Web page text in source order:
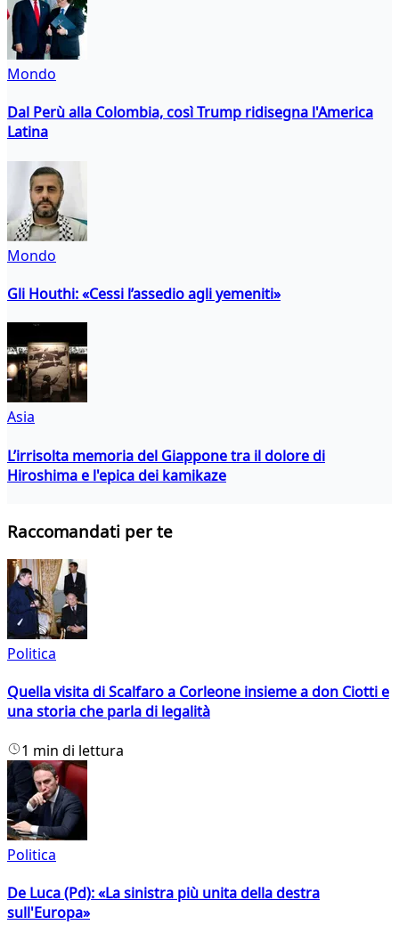
Mondo
Dal Perù alla Colombia, così Trump ridisegna l'America
Latina
Mondo
Gli Houthi: «Cessi l’assedio agli yemeniti»
Asia
L’irrisolta memoria del Giappone tra il dolore di
Hiroshima e l'epica dei kamikaze
Raccomandati per te
Politica
Quella visita di Scalfaro a Corleone insieme a don Ciotti e
una storia che parla di legalità
1 min di lettura
Politica
De Luca (Pd): «La sinistra più unita della destra
sull'Europa»